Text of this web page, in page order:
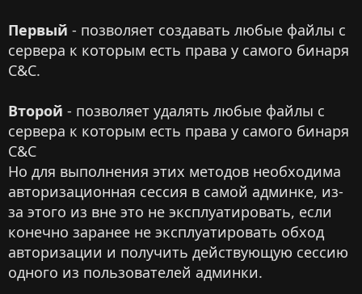
Первый - позволяет создавать любые файлы с
сервера к которым есть права у самого бинаря
C&C.
Второй - позволяет удалять любые файлы с
сервера к которым есть права у самого бинаря
C&C
Но для выполнения этих методов необходима
авторизационная сессия в самой админке, из-
за этого из вне это не эксплуатировать, если
конечно заранее не эксплуатировать обход
авторизации и получить действующую сессию
одного из пользователей админки.